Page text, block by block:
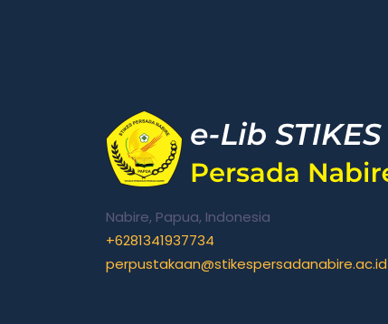
Nabire, Papua, Indonesia
+6281341937734
perpustakaan@stikespersadanabire.ac.id